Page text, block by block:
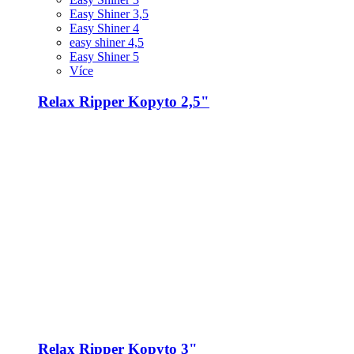
Easy Shiner 3,5
Easy Shiner 4
easy shiner 4,5
Easy Shiner 5
Více
Relax Ripper Kopyto 2,5"
Relax Ripper Kopyto 3"